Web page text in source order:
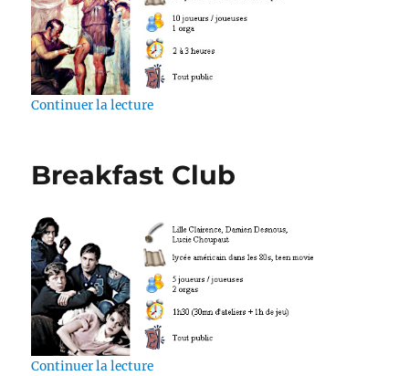
Continuer la lecturede « Le meurtre de Caïus »
Breakfast Club
Continuer la lecturede « Breakfast Club »